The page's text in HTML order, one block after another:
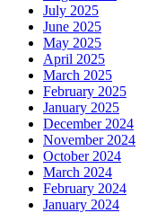
July 2025
June 2025
May 2025
April 2025
March 2025
February 2025
January 2025
December 2024
November 2024
October 2024
March 2024
February 2024
January 2024